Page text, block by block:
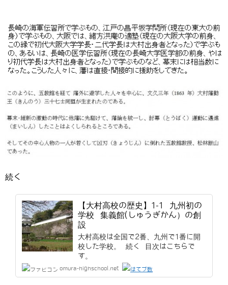
続く
【大村高校の歴史】1-1 九州初の
学校 集義館(しゅうぎかん）の創
設
大村高校は全国で2番、九州で1番に開
校した学校。 続く 目次はこちらで
す。
omura-highschool.net